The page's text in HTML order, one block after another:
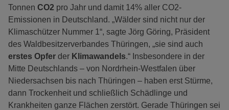
Tonnen CO2 pro Jahr und damit 14% aller CO2-
Emissionen in Deutschland. „Wälder sind nicht nur der
Klimaschützer Nummer 1“, sagte Jörg Göring, Präsident
des Waldbesitzerverbandes Thüringen, „sie sind auch
erstes Opfer der Klimawandels.“ Insbesondere in der
Mitte Deutschlands – von Nordrhein-Westfalen über
Niedersachsen bis nach Thüringen – haben erst Stürme,
dann Trockenheit und schließlich Schädlinge und
Krankheiten ganze Flächen zerstört. Gerade Thüringen sei